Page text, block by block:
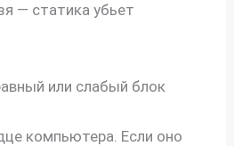
— статика убьет
или слабый блок
компьютера. Если оно